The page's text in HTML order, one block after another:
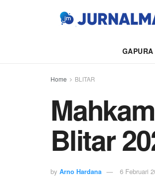
GAPURA
Home BLITAR
Blitar
by Arno Hardana 6 Februari